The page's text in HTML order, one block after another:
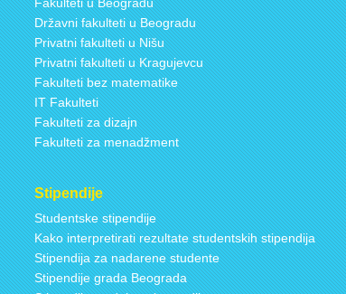
Državni fakulteti u Beogradu
Privatni fakulteti u Nišu
Privatni fakulteti u Kragujevcu
Fakulteti bez matematike
IT Fakulteti
Fakulteti za dizajn
Fakulteti za menadžment
Stipendije
Studentske stipendije
Kako interpretirati rezultate studentskih stipendija
Stipendija za nadarene studente
Stipendije grada Beograda